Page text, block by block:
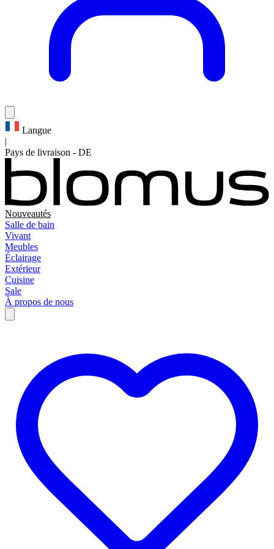
Langue
|
Pays de livraison - DE
Nouveautés
Salle de bain
Vivant
Meubles
Éclairage
Extérieur
Cuisine
Sale
À propos de nous